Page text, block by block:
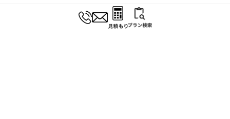
#オールシーズン#桜#神社仏閣